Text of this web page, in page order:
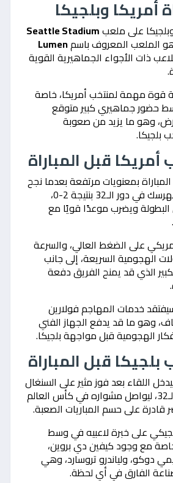
أمريكا وبلجيكا
على ملعبSeattle Stadium
الملعب المعروف باسمLumen
ذات الأجواء الجماهيرية القوية
قوة مهمة لمنتخب أمريكا، خاصة
حضور جماهيري كبير متوقع
وهو ما يزيد من صعوبة
بلجيكا.
قبل المباراة
بمعنويات مرتفعة بعدما نجح
في عبور البوسنة والهرسك في دور الـ32 بنتيجة 2-0،
ويضرب موعدًا قويًا مع
على الضغط العالي، والسرعة
الهجومية السريعة، إلى جانب
الذي قد يمنح الفريق دفعة
خدمات المهاجم فولارين
وهو ما قد يدفع الجهاز الفني
الهجومية قبل مواجهة بلجيكا.
قبل المباراة
اللقاء بعد فوز مثير على السنغال
بنتيجة 3-2 في دور الـ32، ليواصل مشواره في كأس العالم
قادرة على حسم المباريات الصعبة.
على خبرة لاعبيه في وسط
مع وجود كيفين دي بروين،
دوكو، ولياندرو تروسارد، وهي
الفارق في أي لحظة.